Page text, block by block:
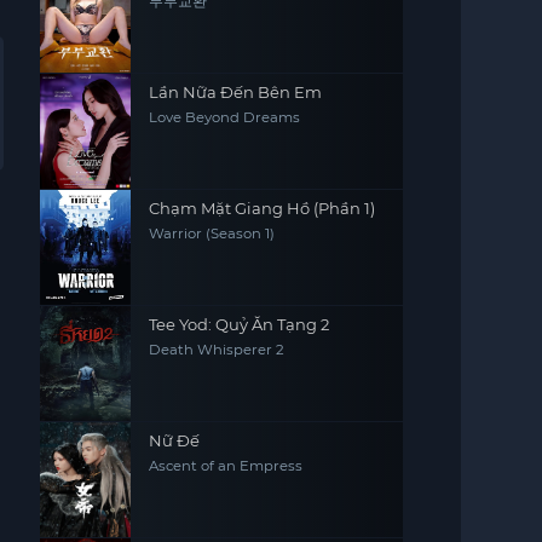
Lần Nữa Đến Bên Em
Love Beyond Dreams
Chạm Mặt Giang Hồ (Phần 1)
Warrior (Season 1)
Tee Yod: Quỷ Ăn Tạng 2
Death Whisperer 2
Nữ Đế
Ascent of an Empress